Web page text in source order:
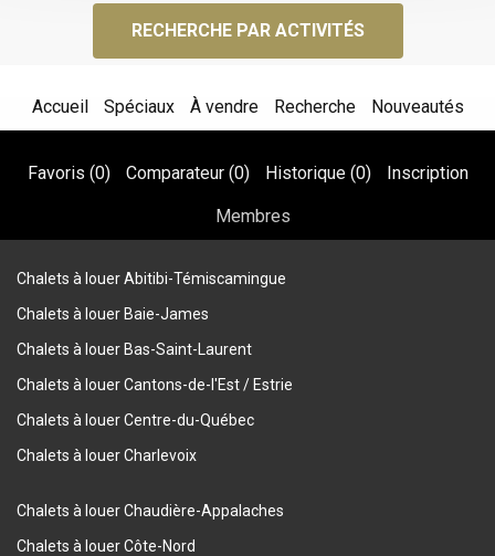
RECHERCHE PAR ACTIVITÉS
Accueil Spéciaux À vendre Recherche Nouveautés
Favoris (0) Comparateur (0) Historique (0) Inscription
Membres
Chalets à louer Abitibi-Témiscamingue
Chalets à louer Baie-James
Chalets à louer Bas-Saint-Laurent
Chalets à louer Cantons-de-l'Est / Estrie
Chalets à louer Centre-du-Québec
Chalets à louer Charlevoix
Chalets à louer Chaudière-Appalaches
Chalets à louer Côte-Nord